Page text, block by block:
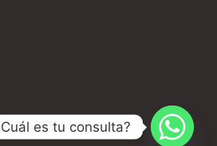
es tu consulta?